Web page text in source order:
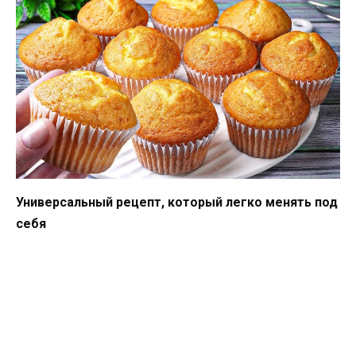
Универсальный рецепт, который легко менять под
себя